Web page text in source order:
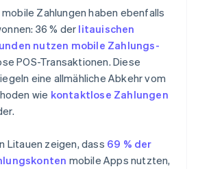
Zahlungen haben ebenfalls
36 % der litauischen
nutzen mobile Zahlungs-
POS-Transaktionen. Diese
eine allmähliche Abkehr vom
wie kontaktlose Zahlungen
Litauen zeigen, dass 69 % der
mobile Apps nutzten,